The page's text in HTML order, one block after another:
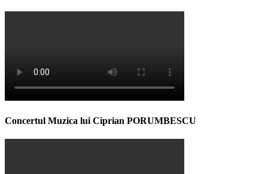
Concertul Muzica lui Ciprian PORUMBESCU